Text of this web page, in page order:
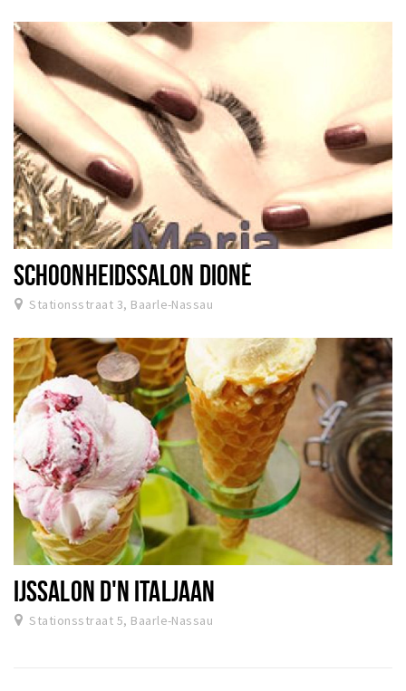
SCHOONHEIDSSALON DIONÉ
Stationsstraat 3, Baarle-Nassau
IJSSALON D'N ITALJAAN
Stationsstraat 5, Baarle-Nassau